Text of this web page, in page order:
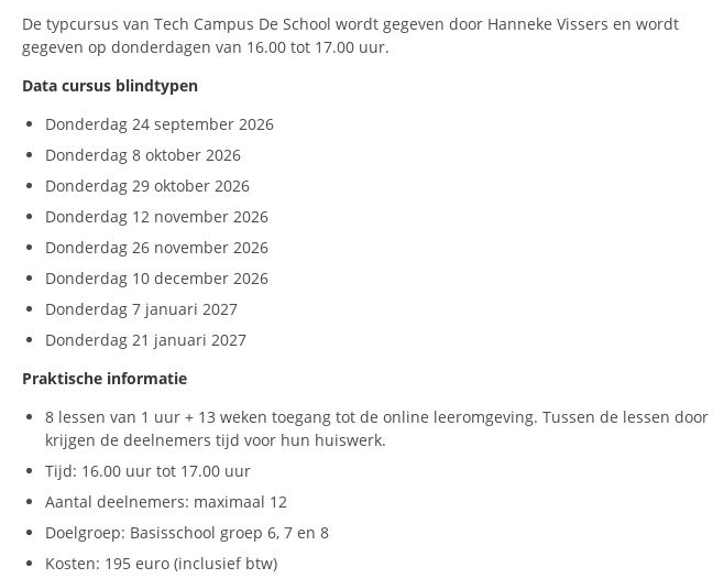
De typcursus van Tech Campus De School wordt gegeven door Hanneke Vissers en wordt
gegeven op donderdagen van 16.00 tot 17.00 uur.
Data cursus blindtypen
Donderdag 24 september 2026
Donderdag 8 oktober 2026
Donderdag 29 oktober 2026
Donderdag 12 november 2026
Donderdag 26 november 2026
Donderdag 10 december 2026
Donderdag 7 januari 2027
Donderdag 21 januari 2027
Praktische informatie
8 lessen van 1 uur + 13 weken toegang tot de online leeromgeving. Tussen de lessen door
krijgen de deelnemers tijd voor hun huiswerk.
Tijd: 16.00 uur tot 17.00 uur
Aantal deelnemers: maximaal 12
Doelgroep: Basisschool groep 6, 7 en 8
Kosten: 195 euro (inclusief btw)